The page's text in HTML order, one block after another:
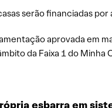
serão financiadas
aprovada em
da Faixa 1 do Minha
esbarra em